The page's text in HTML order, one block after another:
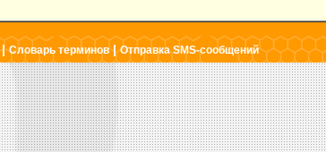
Словарь терминов|Отправка SMS-сообщений